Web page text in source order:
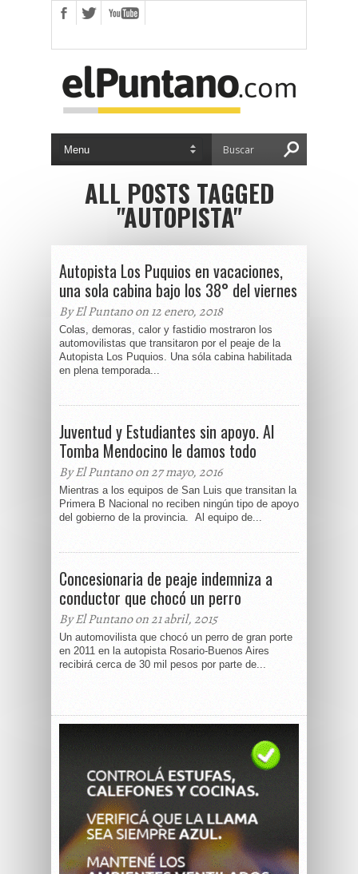
ALL POSTS TAGGED
"AUTOPISTA"
Autopista Los Puquios en vacaciones,
una sola cabina bajo los 38° del viernes
By El Puntano on 12 enero, 2018
Colas, demoras, calor y fastidio mostraron los
automovilistas que transitaron por el peaje de la
Autopista Los Puquios. Una sóla cabina habilitada
en plena temporada...
Juventud y Estudiantes sin apoyo. Al
Tomba Mendocino le damos todo
By El Puntano on 27 mayo, 2016
Mientras a los equipos de San Luis que transitan la
Primera B Nacional no reciben ningún tipo de apoyo
del gobierno de la provincia. Al equipo de...
Concesionaria de peaje indemniza a
conductor que chocó un perro
By El Puntano on 21 abril, 2015
Un automovilista que chocó un perro de gran porte
en 2011 en la autopista Rosario-Buenos Aires
recibirá cerca de 30 mil pesos por parte de...